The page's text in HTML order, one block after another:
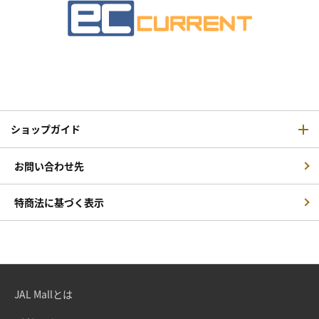
ショップガイド
お問い合わせ先
特商法に基づく表示
JAL Mallとは